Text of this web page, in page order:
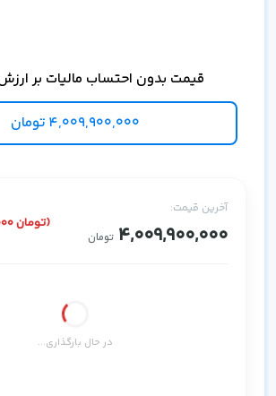
قیمت بدون احتساب مالیات بر
4,009,900,000 تومان
آخرین قیمت:
4,009,900,000 تومان
%0.2- (6,300,000 تومان)
در حال بارگذاری...